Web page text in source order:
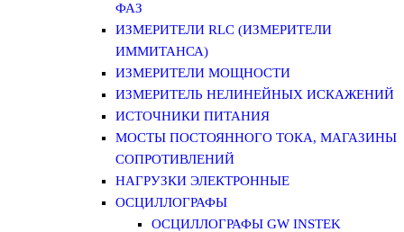
ФАЗ
ИЗМЕРИТЕЛИ RLC (ИЗМЕРИТЕЛИ
ИММИТАНСА)
ИЗМЕРИТЕЛИ МОЩНОСТИ
ИЗМЕРИТЕЛЬ НЕЛИНЕЙНЫХ ИСКАЖЕНИЙ
ИСТОЧНИКИ ПИТАНИЯ
МОСТЫ ПОСТОЯННОГО ТОКА, МАГАЗИНЫ
СОПРОТИВЛЕНИЙ
НАГРУЗКИ ЭЛЕКТРОННЫЕ
ОСЦИЛЛОГРАФЫ
ОСЦИЛЛОГРАФЫ GW INSTEK